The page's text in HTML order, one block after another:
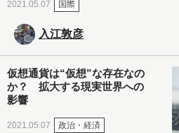
2021.05.07 国際
入江敦彦
仮想通貨は“仮想”な存在なの
か？ 拡大する現実世界への
影響
2021.05.07 政治・経済